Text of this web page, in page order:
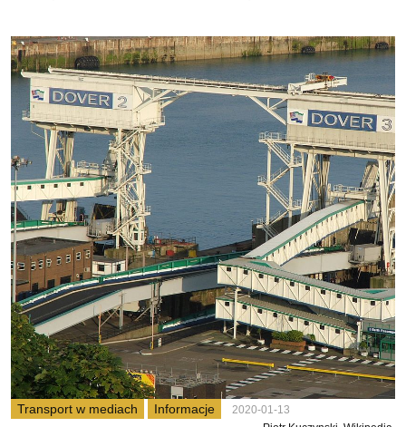
Transport w mediach Informacje
2020-01-13